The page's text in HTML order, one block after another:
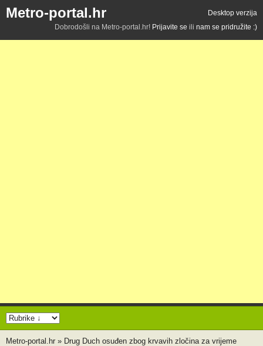
Metro-portal.hr
Desktop verzija
Dobrodošli na Metro-portal.hr! Prijavite se ili nam se pridružite :)
Metro-portal.hr » Drug Duch osuđen zbog krvavih zločina za vrijeme